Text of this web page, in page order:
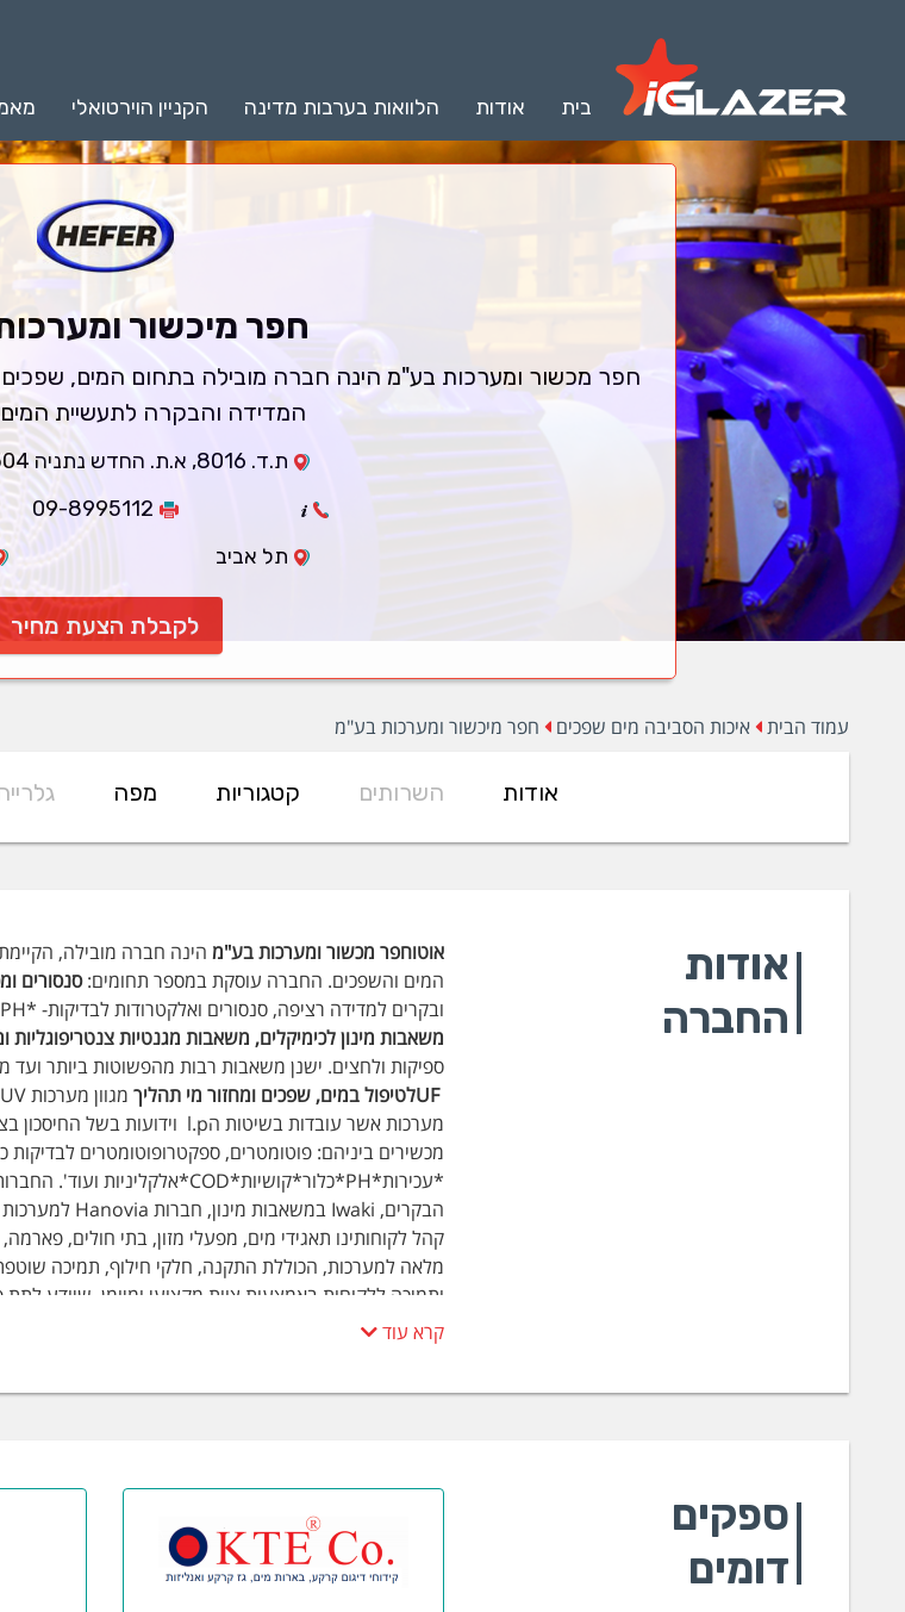
בית אודות הלוואות בערבות מדינה הקניין הוירטואלי
חפר מיכשור
חפר מכשור ומערכות בע"מ הינה חברה מובילה בתחום המים, שפכים
המדידה והבקרה לתעשיית
ת.ד. 8016, א.ת. החדש נתניה 42504
09-8995112
תל אביב
לקבלת הצעת מחיר
עמוד הבית איכות הסביבה מים שפכים חפר מיכשור ומערכות בע"מ
אודות השרותים קטגוריות מפה
אודות
החברה
אוטוחפר מכשור ומערכות בע"מ
המים והשפכים. החברה עוסקת במספר תחומים:סנסורים
ובקרים למדידה רציפה, סנסורים ואלקטרודות לבדיקות- *PH *אמוניה *נחושת * פלואוריד *קושיות *ניטרט * עכירות *כלור *מוליכות ועוד.
משאבות מינון לכימיקלים, משאבות מגנטיות צנטריפוגליות
ספיקות ולחצים. ישנן משאבות רבות מהפשוטות ביותר ועד
UFלטיפול במים, שפכים ומחזור מי תהליך
מערכות אשר עובדות בשיטות הl.p וידועות בשל החיסכון בצריכת האנרגיה.
מכשירים ביניהם: פוטומטרים, ספקטרופוטומטרים לבדיקות
קהל לקוחותינו תאגידי מים, מפעלי מזון, בתי חולים,
מלאה למערכות, הכוללת התקנה, חלקי חילוף, תמיכה
ותמיכה ללקוחות באמצעות צוות מקצועי ומיומן, שיודע
קרא עוד
ספקים
דומים